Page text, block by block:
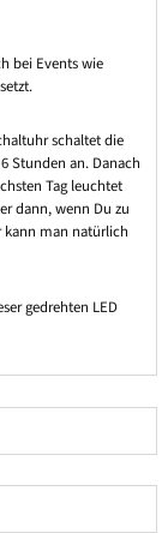
bei Events wie
schaltet die
Stunden an. Danach
Tag leuchtet
dann, wenn Du zu
kann man natürlich
gedrehten LED